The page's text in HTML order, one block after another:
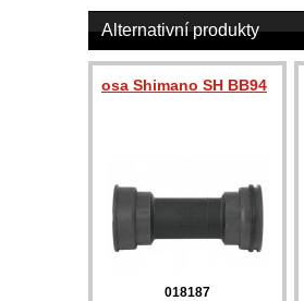
Alternativní produkty
osa Shimano SH BB94
018187